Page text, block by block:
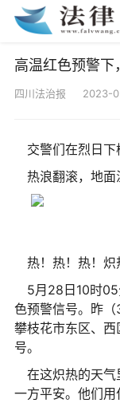
高温红色预警下
四川法治报 2023-
交警们在烈日
热浪翻滚，地
热！热！热！炽
5月28日10时
色预警信号。昨
攀枝花市东区、
号。
在这炽热的天
一方平安。他们